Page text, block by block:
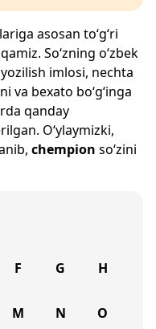
asosan to‘g‘ri
So‘zning o‘zbek
imlosi, nechta
va bexato bo‘g‘inga
qanday
O‘ylaymizki,
chempion so‘zini
F G H
M N O